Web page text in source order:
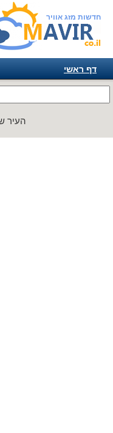
חדשות מזג אוויר
דף ראשי
אמריקה
העיר